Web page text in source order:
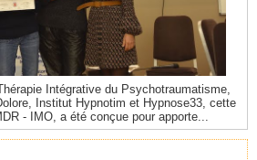
Intégrative du Psychotraumatisme,
Institut Hypnotim et Hypnose33, cette
- IMO, a été conçue pour apporte...